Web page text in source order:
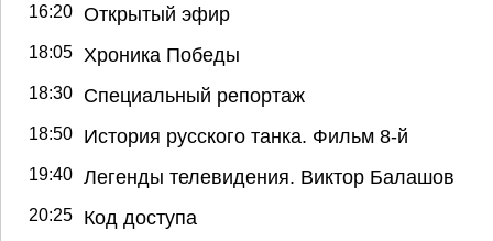
16:20 Открытый эфир
18:05 Хроника Победы
18:30 Специальный репортаж
18:50 История русского танка. Фильм 8-й
19:40 Легенды телевидения. Виктор Балашов
20:25 Код доступа